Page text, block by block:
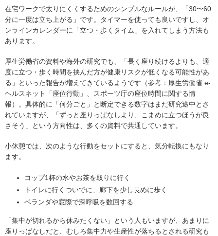
在宅ワークで太りにくくするためのシンプルなルールが、「30〜60
分に一度は立ち上がる」です。タイマーを使っても良いですし、オ
ンラインカレンダーに「立つ・歩くタイム」を入れてしまう方法も
あります。
厚生労働省の資料や海外の研究でも、「長く座り続けるよりも、適
度に立つ・歩く時間を挟んだ方が健康リスクが低くなる可能性があ
る」といった報告が増えてきているようです（参考：厚生労働省 e-
ヘルスネット「座位行動」、スポーツ庁の座位時間に関する情
報）。具体的に「何分ごと」と断定できる数字はまだ研究途中とさ
れていますが、「ずっと座りっぱなしより、こまめに立つほうが良
さそう」という方向性は、多くの資料で共通しています。
小休憩では、次のような行動をセットにすると、気分転換にもなり
ます。
コップ1杯の水やお茶を取りに行く
トイレに行くついでに、廊下を少し長めに歩く
ベランダや窓際で深呼吸を数回する
「集中が切れるから休みたくない」という人もいますが、あまりに
座りっぱなしだと、むしろ集中力や生産性が落ちるとされる研究も